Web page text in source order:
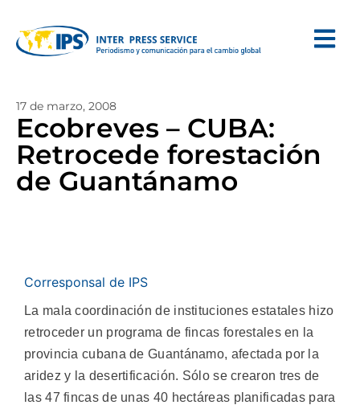
17 de marzo, 2008
Ecobreves – CUBA:
Retrocede forestación
de Guantánamo
Corresponsal de IPS
La mala coordinación de instituciones estatales hizo
retroceder un programa de fincas forestales en la
provincia cubana de Guantánamo, afectada por la
aridez y la desertificación. Sólo se crearon tres de
las 47 fincas de unas 40 hectáreas planificadas para